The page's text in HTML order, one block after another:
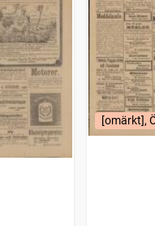
[omärkt],